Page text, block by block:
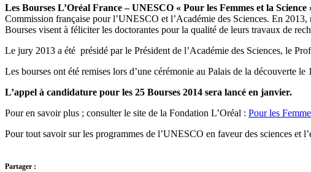
Les Bourses L’Oréal France – UNESCO « Pour les Femmes et la Science
Commission française pour l’UNESCO et l’Académie des Sciences. En
Bourses visent à féliciter les doctorantes pour la qualité de leurs travaux de
Le jury 2013 a été présidé par le Président de l’Académie des Sciences, le
Les bourses ont été remises lors d’une cérémonie au Palais de la découverte le
L’appel à candidature pour les 25 Bourses 2014 sera lancé en janvier.
Pour en savoir plus ; consulter le site de la Fondation L’Oréal : Pour les
Pour tout savoir sur les programmes de l’UNESCO en faveur des sciences et
Partager :